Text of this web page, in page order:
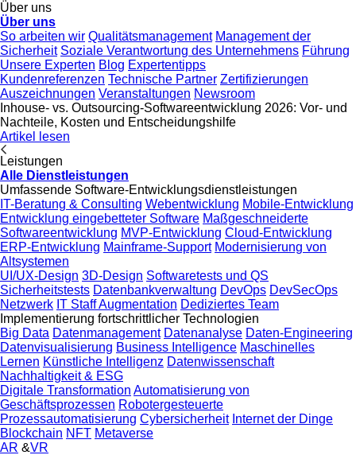
Über uns
Über uns
So arbeiten wir Qualitätsmanagement Management der
Sicherheit Soziale Verantwortung des Unternehmens Führung
Unsere Experten Blog Expertentipps
Kundenreferenzen Technische Partner Zertifizierungen
Auszeichnungen Veranstaltungen Newsroom
Inhouse- vs. Outsourcing-Softwareentwicklung 2026: Vor- und
Nachteile, Kosten und Entscheidungshilfe
Artikel lesen
Leistungen
Alle Dienstleistungen
Umfassende Software-Entwicklungsdienstleistungen
IT-Beratung & Consulting Webentwicklung Mobile-Entwicklung
Entwicklung eingebetteter Software Maßgeschneiderte
Softwareentwicklung MVP-Entwicklung Cloud-Entwicklung
ERP-Entwicklung Mainframe-Support Modernisierung von
Altsystemen
UI/UX-Design 3D-Design Softwaretests und QS
Sicherheitstests Datenbankverwaltung DevOps DevSecOps
Netzwerk IT Staff Augmentation Dediziertes Team
Implementierung fortschrittlicher Technologien
Big Data Datenmanagement Datenanalyse Daten-Engineering
Datenvisualisierung Business Intelligence Maschinelles
Lernen Künstliche Intelligenz Datenwissenschaft
Nachhaltigkeit & ESG
Digitale Transformation Automatisierung von
Geschäftsprozessen Robotergesteuerte
Prozessautomatisierung Cybersicherheit Internet der Dinge
Blockchain NFT Metaverse
AR &VR